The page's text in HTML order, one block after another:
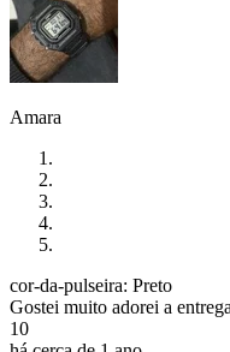
Amara
cor-da-pulseira: Preto
Gostei muito adorei a
10